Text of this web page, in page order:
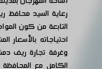
رعاية السيد محافظ
التابعة من كون
احتياجاته بالأسعار
وغرفة تجارة ريف
الكامل مع